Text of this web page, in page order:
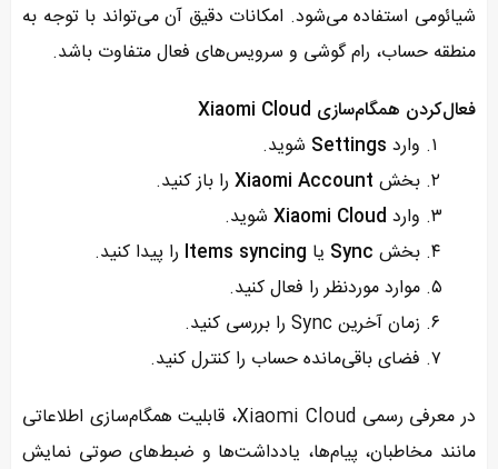
شیائومی استفاده می‌شود. امکانات دقیق آن می‌تواند با توجه به
منطقه حساب، رام گوشی و سرویس‌های فعال متفاوت باشد.
فعال‌کردن همگام‌سازی Xiaomi Cloud
وارد Settings شوید.
بخش Xiaomi Account را باز کنید.
وارد Xiaomi Cloud شوید.
بخش Sync یا Items syncing را پیدا کنید.
موارد موردنظر را فعال کنید.
زمان آخرین Sync را بررسی کنید.
فضای باقی‌مانده حساب را کنترل کنید.
در معرفی رسمی Xiaomi Cloud، قابلیت همگام‌سازی اطلاعاتی
مانند مخاطبان، پیام‌ها، یادداشت‌ها و ضبط‌های صوتی نمایش